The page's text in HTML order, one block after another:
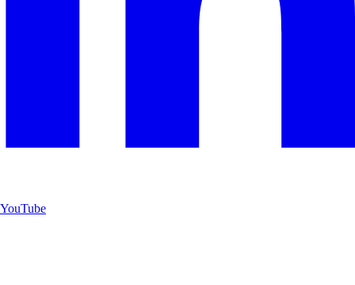
YouTube